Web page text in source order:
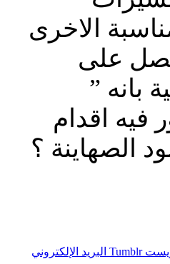
الاخرى
على
بانه ”
فيه اقدام
الصهاينة ؟
Tumblr البريد الإلكتروني